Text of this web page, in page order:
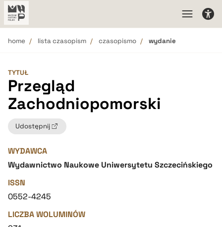
home lista czasopism czasopismo wydanie
TYTUŁ
Przegląd
Zachodniopomorski
Udostępnij
WYDAWCA
Wydawnictwo Naukowe Uniwersytetu Szczecińskiego
ISSN
0552-4245
LICZBA WOLUMINÓW